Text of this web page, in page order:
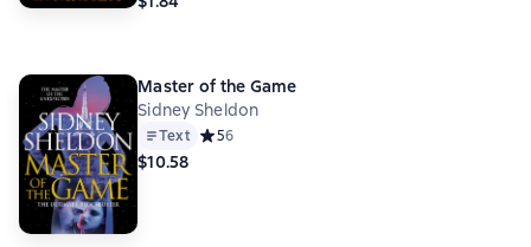
Master of the Game
Sidney Sheldon
Text Средний рейтинг 5 на основе 6 оценок
56
$10.58